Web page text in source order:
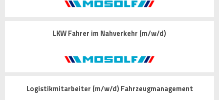
LKW Fahrer im Nahverkehr (m/w/d)
Logistikmitarbeiter (m/w/d) Fahrzeugmanagement